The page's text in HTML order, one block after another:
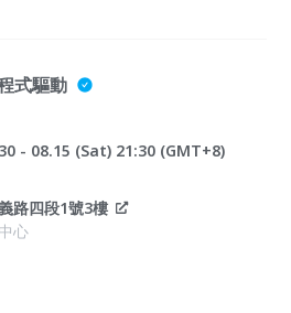
式驅動
- 08.15 (Sat) 21:30 (GMT+8)
路四段1號3樓
心